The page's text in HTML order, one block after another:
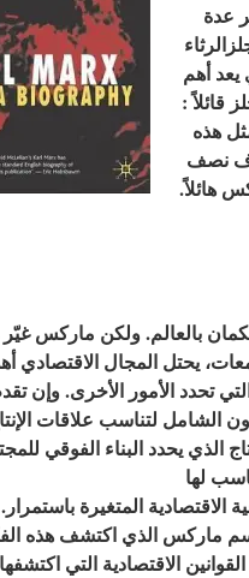
لم ينتظر عدة
إنجلزالرثاء
أهم
قائلاً :
هذه
100 عام ، اعترف نصف
هائلاً.
بالعالم. ولكن ماركس
يحتل المجال الاقتصادي
تحدد الأمور الأخرى. وإن
الشامل لتناسب علاقات
الذي يحدد البناء الفوقي
المتغيرة
ماركس الذي اكتشف هذه
الاقتصادية التي